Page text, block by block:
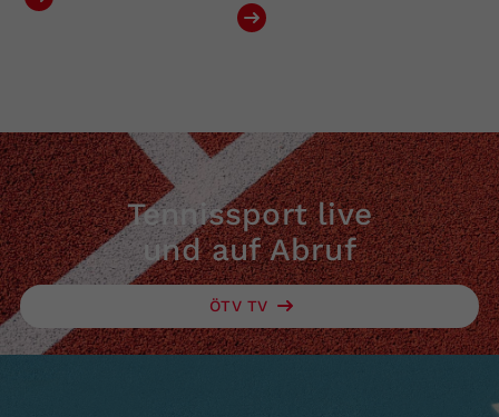
Tennissport live
und auf Abruf
ÖTV TV